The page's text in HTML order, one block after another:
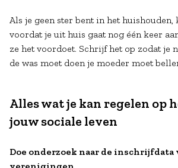
Als je geen ster bent in het huishouden,
voordat je uit huis gaat nog één keer
ze het voordoet. Schrijf het op zodat je
de was moet doen je moeder moet
Alles wat je kan regelen op
jouw sociale leven
Doe onderzoek naar de inschrijfdata